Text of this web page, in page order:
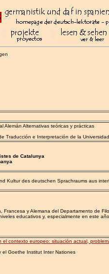
Alemán Alternativas teóricas y prácticas
Traducción e Interpretación de la
de Catalunya
Kultur des deutschen Sprachraums aus
y Alemana del Departamento de
educativos y, especialmente en este
contexto europeo: situación actual,
el Goethe Institut Inter Nationes